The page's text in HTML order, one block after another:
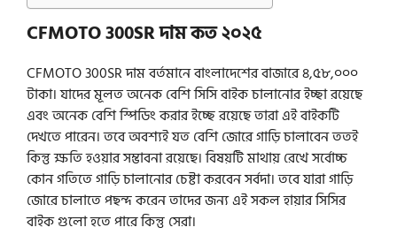
CFMOTO 300SR দাম কত ২০২৫
CFMOTO 300SR দাম বর্তমানে বাংলাদেশের বাজারে ৪,৫৮,০০০
টাকা। যাদের মূলত অনেক বেশি সিসি বাইক চালানোর ইচ্ছা রয়েছে
এবং অনেক বেশি স্পিডিং করার ইচ্ছে রয়েছে তারা এই বাইকটি
দেখতে পারেন। তবে অবশ্যই যত বেশি জোরে গাড়ি চালাবেন ততই
কিন্তু ক্ষতি হওয়ার সম্ভাবনা রয়েছে। বিষয়টি মাথায় রেখে সর্বোচ্চ
কোন গতিতে গাড়ি চালানোর চেষ্টা করবেন সর্বদা। তবে যারা গাড়ি
জোরে চালাতে পছন্দ করেন তাদের জন্য এই সকল হায়ার সিসির
বাইক গুলো হতে পারে কিন্তু সেরা।